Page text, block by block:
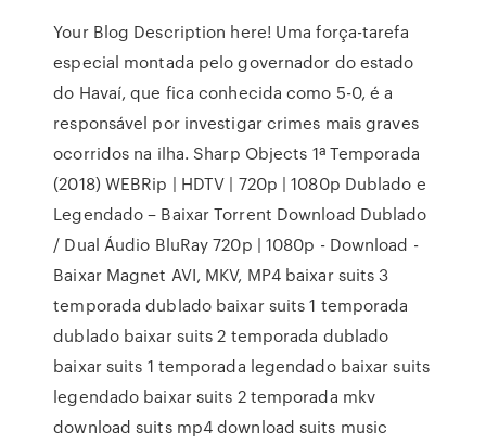
Your Blog Description here! Uma força-tarefa
especial montada pelo governador do estado
do Havaí, que fica conhecida como 5-0, é a
responsável por investigar crimes mais graves
ocorridos na ilha. Sharp Objects 1ª Temporada
(2018) WEBRip | HDTV | 720p | 1080p Dublado e
Legendado – Baixar Torrent Download Dublado
/ Dual Áudio BluRay 720p | 1080p - Download -
Baixar Magnet AVI, MKV, MP4 baixar suits 3
temporada dublado baixar suits 1 temporada
dublado baixar suits 2 temporada dublado
baixar suits 1 temporada legendado baixar suits
legendado baixar suits 2 temporada mkv
download suits mp4 download suits music